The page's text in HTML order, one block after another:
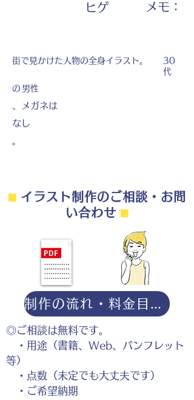
ヒゲ ​メモ：
街で見かけた人物の全身イラスト。
30
代
の 男性
、メガネは
なし
。
⬛︎イラスト制作のご相談・お問
い合わせ ⬛︎
◎ご相談は無料です。
・用途（書籍、Web、パンフレット
等）
・点数（未定でも大丈夫です）
・ご希望納期